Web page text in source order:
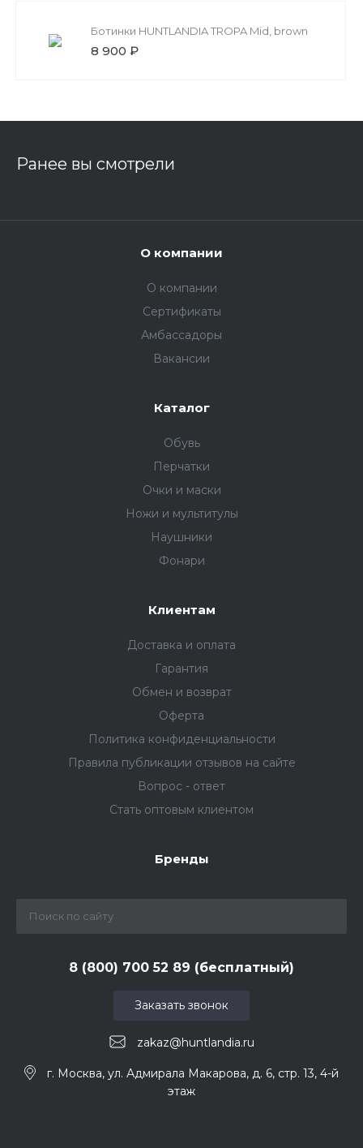
Ботинки HUNTLANDIA TROPA Mid, brown
8 900 ₽
Ранее вы смотрели
О компании
О компании
Сертификаты
Амбассадоры
Вакансии
Каталог
Обувь
Перчатки
Очки и маски
Ножи и мультитулы
Наушники
Фонари
Клиентам
Доставка и оплата
Гарантия
Обмен и возврат
Оферта
Политика конфиденциальности
Правила публикации отзывов на сайте
Вопрос - ответ
Стать оптовым клиентом
Бренды
8 (800) 700 52 89 (бесплатный)
zakaz@huntlandia.ru
Заказать звонок
г. Москва, ул. Адмирала Макарова, д. 6, стр. 13, 4-й
этаж